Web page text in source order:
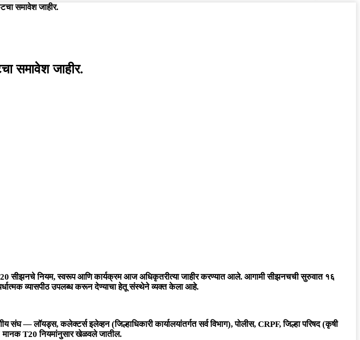
समावेश जाहीर.
समावेश जाहीर.
सीझनचे नियम, स्वरूप आणि कार्यक्रम आज अधिकृतरीत्या जाहीर करण्यात आले. आगामी सीझनचची सुरुवात १६
व्यासपीठ उपलब्ध करून देण्याचा हेतू संस्थेने व्यक्त केला आहे.
— लॉयड्स, कलेक्टर्स इलेव्हन (जिल्हाधिकारी कार्यालयांतर्गत सर्व विभाग), पोलीस, CRPF, जिल्हा परिषद (कृषी
मानक T20 नियमांनुसार खेळवले जातील.